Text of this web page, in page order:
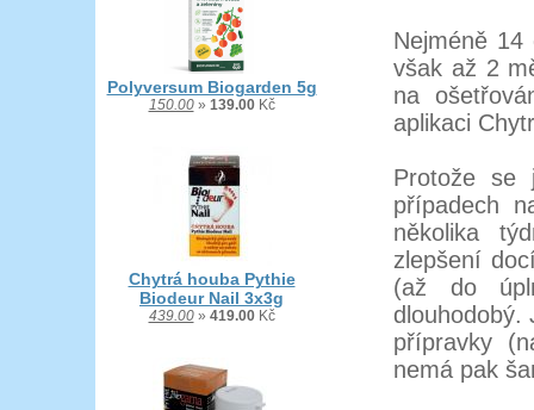
Polyversum Biogarden 5g
150.00» 139.00Kč
Chytrá houba Pythie
Biodeur Nail 3x3g
439.00» 419.00Kč
Nejméně 14
však až 2
na
aplikaci
Protože se
případech
několika
zlepšení
(až do
dlouhodobý.
přípravky
nemá pak